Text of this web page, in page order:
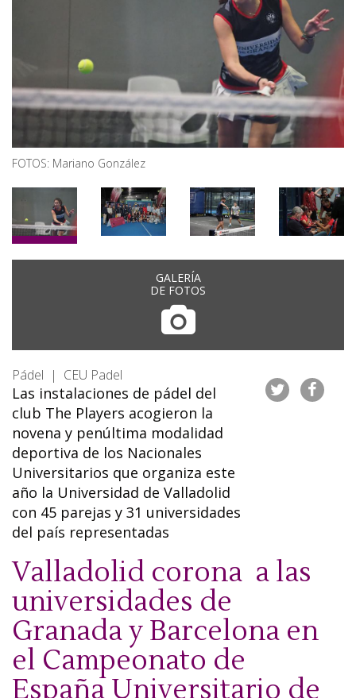
FOTOS: Mariano González
GALERÍA
DE FOTOS
Pádel | CEU Padel
Las instalaciones de pádel del
club The Players acogieron la
novena y penúltima modalidad
deportiva de los Nacionales
Universitarios que organiza este
año la Universidad de Valladolid
con 45 parejas y 31 universidades
del país representadas
Valladolid corona a las
universidades de
Granada y Barcelona en
el Campeonato de
España Universitario de